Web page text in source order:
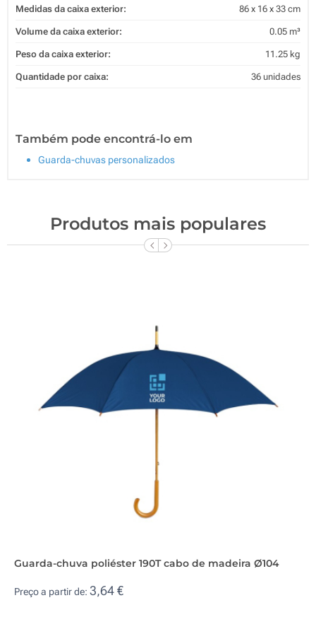
Medidas da caixa exterior: 86 x 16 x 33 cm
Volume da caixa exterior: 0.05 m³
Peso da caixa exterior: 11.25 kg
Quantidade por caixa: 36 unidades
Também pode encontrá-lo em
Guarda-chuvas personalizados
Produtos mais populares
Guarda-chuva poliéster 190T cabo de madeira Ø104
Preço a partir de: 3,64 €